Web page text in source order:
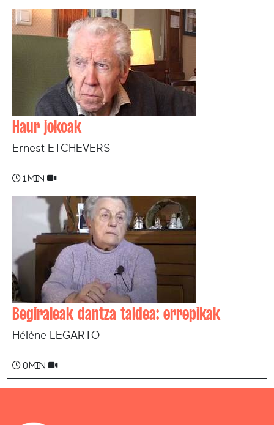
Haur jokoak
Ernest ETCHEVERS
1 min
Begiraleak dantza taldea: errepikak
Hélène LEGARTO
0 min